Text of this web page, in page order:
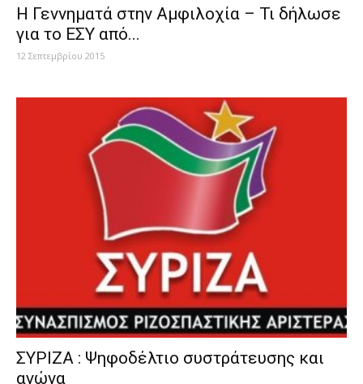
H Γεννηματά στην Αμφιλοχία – Τι δήλωσε
για το ΕΣΥ από...
12 Σεπτεμβρίου 2015
ΣΥΡΙΖΑ : Ψηφοδέλτιο συστράτευσης και
αγώνα